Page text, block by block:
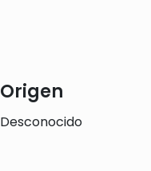
Origen
Desconocido